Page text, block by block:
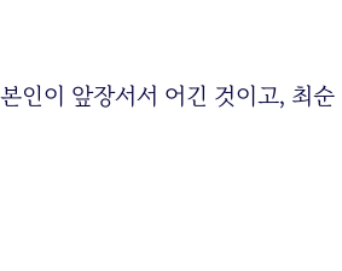
인이 앞장서서 어긴 것이고, 최순